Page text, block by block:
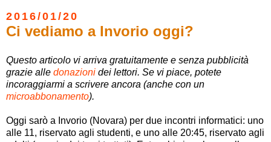
2016/01/20
Ci vediamo a Invorio oggi?
Questo articolo vi arriva gratuitamente e senza pubblicità
grazie alle donazioni dei lettori. Se vi piace, potete
incoraggiarmi a scrivere ancora (anche con un
microabbonamento).
Oggi sarò a Invorio (Novara) per due incontri informatici: uno
alle 11, riservato agli studenti, e uno alle 20:45, riservato agli